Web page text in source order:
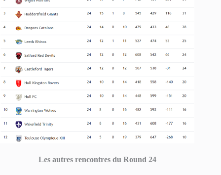
Les autres rencontres du Round 24